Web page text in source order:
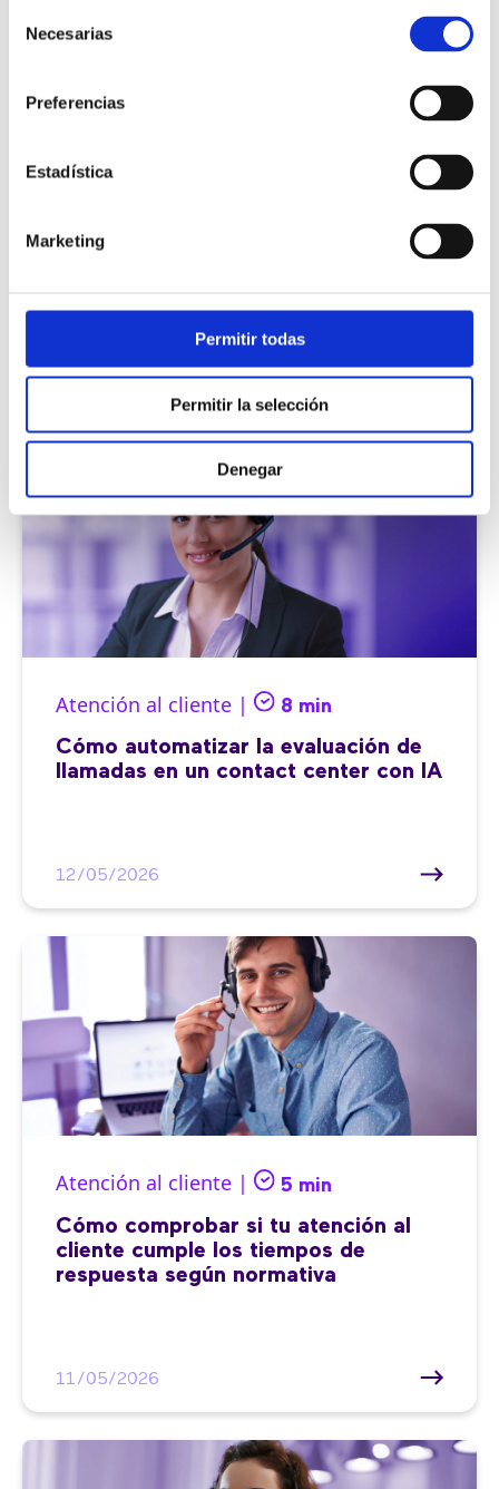
Necesarias
Preferencias
Estadística
Marketing
Permitir todas
Permitir la selección
Denegar
Atención al cliente | 8 min
Cómo automatizar la evaluación de
llamadas en un contact center con IA
12/05/2026
Atención al cliente | 5 min
Cómo comprobar si tu atención al
cliente cumple los tiempos de
respuesta según normativa
11/05/2026